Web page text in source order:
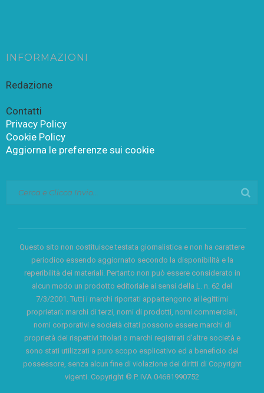
INFORMAZIONI
Redazione
Contatti
Privacy Policy
Cookie Policy
Aggiorna le preferenze sui cookie
Questo sito non costituisce testata giornalistica e non ha carattere
periodico essendo aggiornato secondo la disponibilità e la
reperibilità dei materiali. Pertanto non può essere considerato in
alcun modo un prodotto editoriale ai sensi della L. n. 62 del
7/3/2001. Tutti i marchi riportati appartengono ai legittimi
proprietari; marchi di terzi, nomi di prodotti, nomi commerciali,
nomi corporativi e società citati possono essere marchi di
proprietà dei rispettivi titolari o marchi registrati d’altre società e
sono stati utilizzati a puro scopo esplicativo ed a beneficio del
possessore, senza alcun fine di violazione dei diritti di Copyright
vigenti. Copyright © P. IVA 04681990752